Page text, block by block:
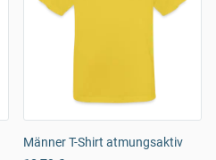
Männer T-Shirt atmungsaktiv